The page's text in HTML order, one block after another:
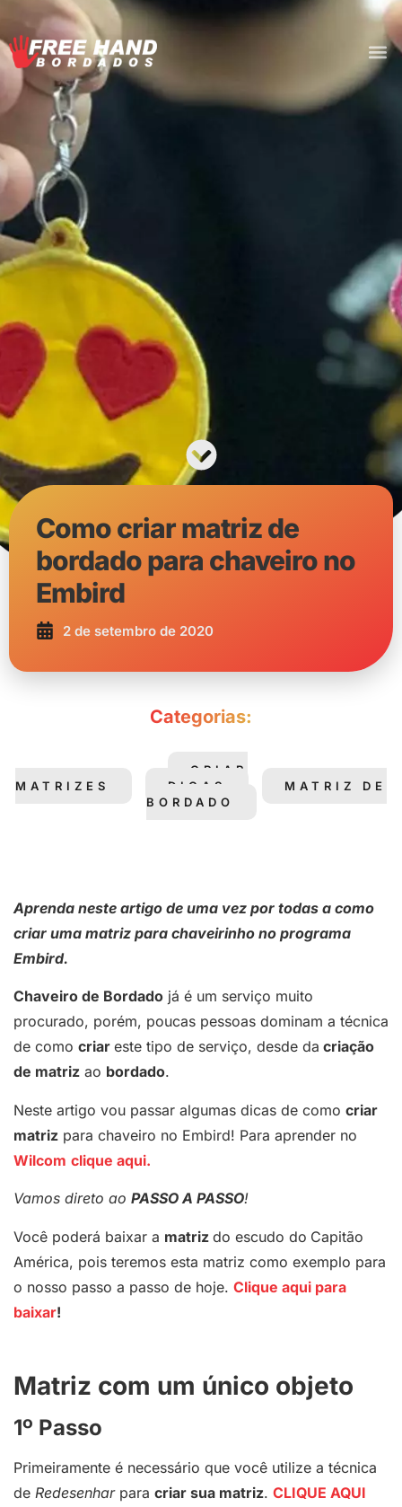
Como criar matriz de
bordado para chaveiro no
Embird
2 de setembro de 2020
Categorias:
CRIAR
MATRIZES
DICAS
MATRIZ DE
BORDADO
Aprenda neste artigo de uma vez por todas a como
criar uma matriz para chaveirinho no programa
Embird.
Chaveiro de Bordado já é um serviço muito
procurado, porém, poucas pessoas dominam a técnica
de como criar este tipo de serviço, desde da criação
de matriz ao bordado.
Neste artigo vou passar algumas dicas de como criar
matriz para chaveiro no Embird! Para aprender no
Wilcom clique aqui.
Vamos direto ao PASSO A PASSO!
Você poderá baixar a matriz do escudo do Capitão
América, pois teremos esta matriz como exemplo para
o nosso passo a passo de hoje. Clique aqui para
baixar!
Matriz com um único objeto
1º Passo
Primeiramente é necessário que você utilize a técnica
de Redesenhar para criar sua matriz. CLIQUE AQUI